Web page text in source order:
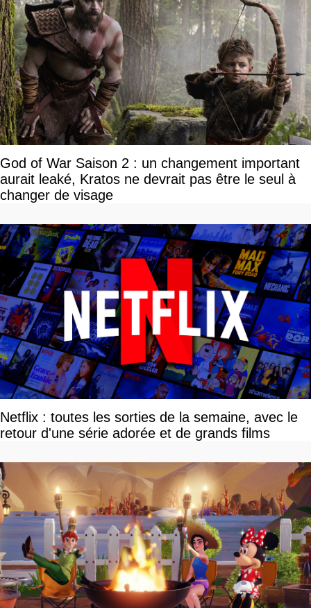
God of War Saison 2 : un changement important
aurait leaké, Kratos ne devrait pas être le seul à
changer de visage
Netflix : toutes les sorties de la semaine, avec le
retour d'une série adorée et de grands films